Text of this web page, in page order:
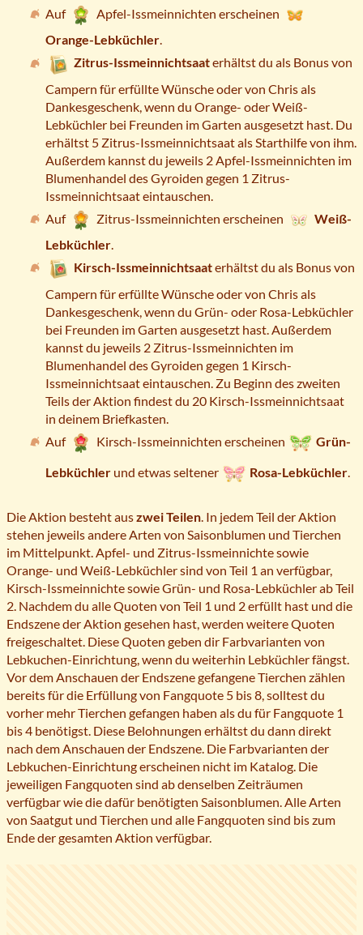
Auf
Apfel-Issmeinnichten erscheinen
Orange-Lebküchler.
Zitrus-Issmeinnichtsaaterhältst du als Bonus von
Campern für erfüllte Wünsche oder von Chris als
Dankesgeschenk, wenn du Orange- oder Weiß-
Lebküchler bei Freunden im Garten ausgesetzt hast. Du
erhältst 5 Zitrus-Issmeinnichtsaat als Starthilfe von ihm.
Außerdem kannst du jeweils 2 Apfel-Issmeinnichten im
Blumenhandel des Gyroiden gegen 1 Zitrus-
Issmeinnichtsaat eintauschen.
Auf
Zitrus-Issmeinnichten erscheinen
Weiß-
Lebküchler.
Kirsch-Issmeinnichtsaaterhältst du als Bonus von
Campern für erfüllte Wünsche oder von Chris als
Dankesgeschenk, wenn du Grün- oder Rosa-Lebküchler
bei Freunden im Garten ausgesetzt hast. Außerdem
kannst du jeweils 2 Zitrus-Issmeinnichten im
Blumenhandel des Gyroiden gegen 1 Kirsch-
Issmeinnichtsaat eintauschen. Zu Beginn des zweiten
Teils der Aktion findest du 20 Kirsch-Issmeinnichtsaat
in deinem Briefkasten.
Auf
Kirsch-Issmeinnichten erscheinen Grün-
Lebküchler und etwas seltener Rosa-Lebküchler.
Die Aktion besteht auszwei Teilen . In jedem Teil der Aktion
stehen jeweils andere Arten von Saisonblumen und Tierchen
im Mittelpunkt. Apfel- und Zitrus-Issmeinnichte sowie
Orange- und Weiß-Lebküchler sind von Teil 1 an verfügbar,
Kirsch-Issmeinnichte sowie Grün- und Rosa-Lebküchler ab Teil
2. Nachdem du alle Quoten von Teil 1 und 2 erfüllt hast und die
Endszene der Aktion gesehen hast, werden weitere Quoten
freigeschaltet. Diese Quoten geben dir Farbvarianten von
Lebkuchen-Einrichtung, wenn du weiterhin Lebküchler fängst.
Vor dem Anschauen der Endszene gefangene Tierchen zählen
bereits für die Erfüllung von Fangquote 5 bis 8, solltest du
vorher mehr Tierchen gefangen haben als du für Fangquote 1
bis 4 benötigst. Diese Belohnungen erhältst du dann direkt
nach dem Anschauen der Endszene. Die Farbvarianten der
Lebkuchen-Einrichtung erscheinen nicht im Katalog. Die
jeweiligen Fangquoten sind ab denselben Zeiträumen
verfügbar wie die dafür benötigten Saisonblumen. Alle Arten
von Saatgut und Tierchen und alle Fangquoten sind bis zum
Ende der gesamten Aktion verfügbar.